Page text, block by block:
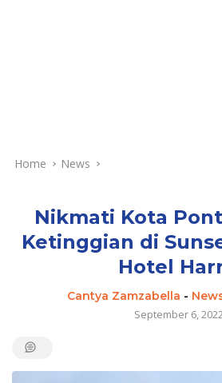
Home News
Nikmati Kota
Ketinggian di
Hotel
Cantya Zamzabella -
September 6,